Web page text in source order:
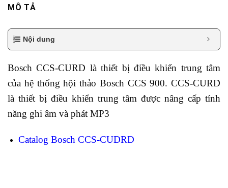
MÔ TẢ
Nội dung
Bosch CCS-CURD là thiết bị điều khiển trung tâm
của hệ thống hội thảo Bosch CCS 900. CCS-CURD
là thiết bị điều khiển trung tâm được nâng cấp tính
năng ghi âm và phát MP3
Catalog Bosch CCS-CUDRD